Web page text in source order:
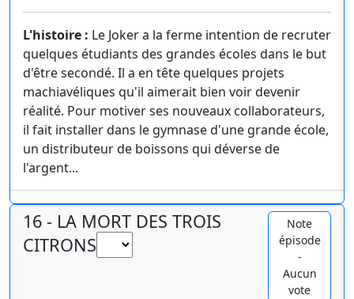
L'histoire : Le Joker a la ferme intention de recruter
quelques étudiants des grandes écoles dans le but
d'être secondé. Il a en tête quelques projets
machiavéliques qu'il aimerait bien voir devenir
réalité. Pour motiver ses nouveaux collaborateurs,
il fait installer dans le gymnase d'une grande école,
un distributeur de boissons qui déverse de
l'argent...
16 - LA MORT DES TROIS
CITRONS
Note
épisode
-
Aucun
vote